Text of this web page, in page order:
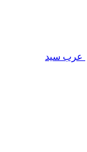
عرب سيد